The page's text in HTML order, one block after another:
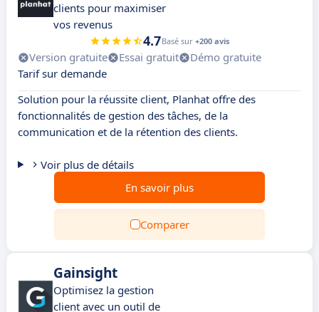
clients pour maximiser
vos revenus
4.7Basé sur +200 avis
Version gratuite Essai gratuit
Démo gratuite
Tarif sur demande
Solution pour la réussite client, Planhat offre des
fonctionnalités de gestion des tâches, de la
communication et de la rétention des clients.
Voir plus de détails
En savoir plus
Comparer
Gainsight
Optimisez la gestion
client avec un outil de